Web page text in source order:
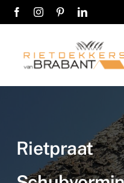
naar
Diensten
Rietpraat